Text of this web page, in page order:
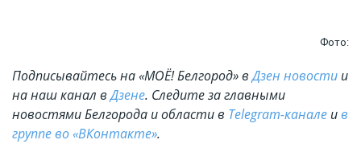
Фото:
Подписывайтесь на «МОЁ! Белгород» вДзен новости и
на наш канал вДзене. Cледите за главными
новостями Белгорода и области в Telegram-канале ив
группе во «ВКонтакте».